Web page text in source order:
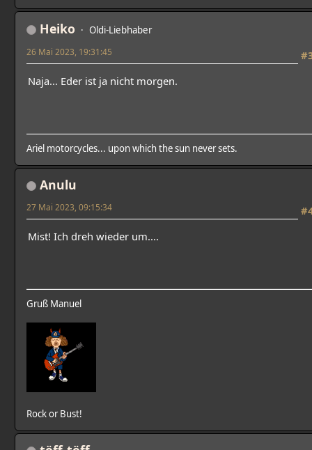
Heiko Oldi-Liebhaber
26 Mai 2023, 19:31:45
Naja... Eder ist ja nicht morgen.
Ariel motorcycles... upon which the sun never sets.
Anulu
27 Mai 2023, 09:15:34
Mist! Ich dreh wieder um....
Gruß Manuel
Rock or Bust!